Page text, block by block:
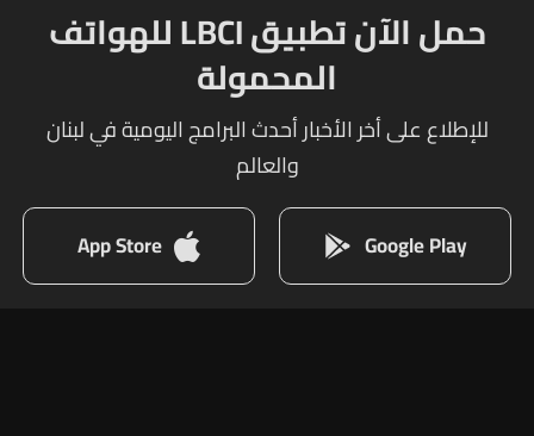
حمل الآن تطبيق LBCI للهواتف
المحمولة
للإطلاع على أخر الأخبار أحدث البرامج اليومية في لبنان
والعالم
Google Play
App Store